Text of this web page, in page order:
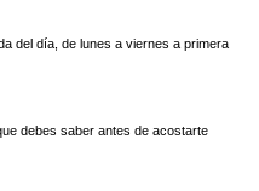
del día, de lunes a viernes a primera
debes saber antes de acostarte